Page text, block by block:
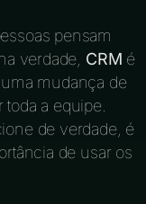
pensam
verdade, CRM é
mudança de
a equipe.
de verdade, é
de usar os